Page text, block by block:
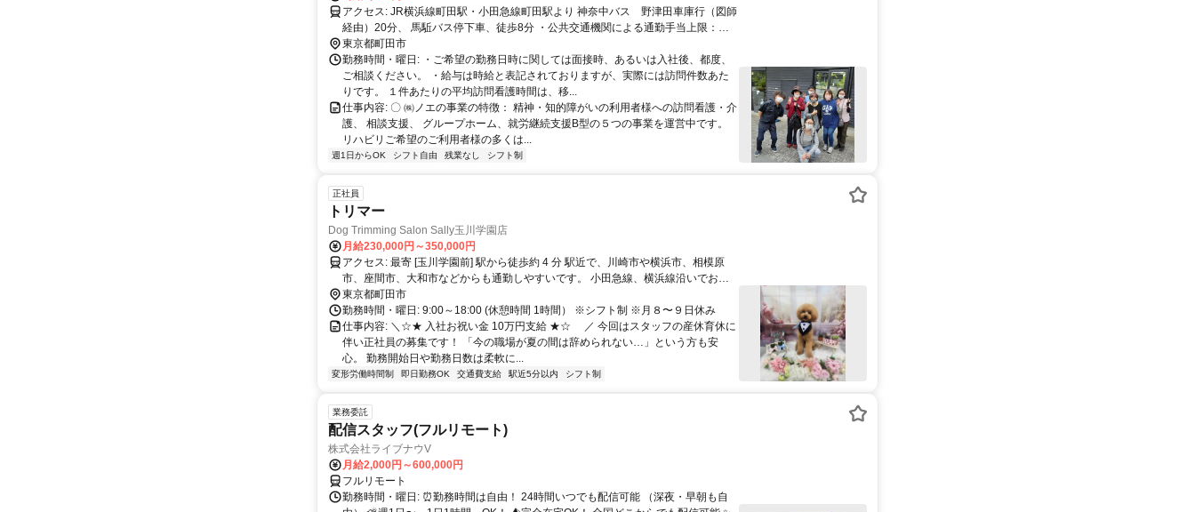
アクセス: JR横浜線町田駅・小田急線町田駅より 神奈中バス 野津田車庫行（図師
経由）20分、 馬駈バス停下車、徒歩8分 ・公共交通機関による通勤手当上限：
￥600/日まで 支給いたします。 自転車、バイク、マイカーでのご通勤が可能で
す。 ＊マイカー通勤の場合は会社の駐車場完備、通勤手当は社内規定による
東京都町田市
勤務時間・曜日: ・ご希望の勤務日時に関しては面接時、あるいは入社後、都度、
ご相談ください。 ・給与は時給と表記されておりますが、実際には訪問件数あた
りです。 １件あたりの平均訪問看護時間は、移...
仕事内容: 〇 ㈱ノエの事業の特徴： 精神・知的障がいの利用者様への訪問看護・介
護、 相談支援、 グループホーム、就労継続支援B型の５つの事業を運営中です。
リハビリご希望のご利用者様の多くは...
週1日からOK シフト自由 残業なし シフト制
正社員
トリマー
Dog Trimming Salon Sally玉川学園店
月給230,000円～350,000円
アクセス: 最寄 [玉川学園前] 駅から徒歩約 4 分 駅近で、川崎市や横浜市、相模原
市、座間市、大和市などからも通勤しやすいです。 小田急線、横浜線沿いでお探
しの方も 通勤に便利です。
東京都町田市
勤務時間・曜日: 9:00～18:00 (休憩時間 1時間） ※シフト制 ※月８〜９日休み
仕事内容: ＼☆★ 入社お祝い金 10万円支給 ★☆ ／ 今回はスタッフの産休育休に
伴い正社員の募集です！ 「今の職場が夏の間は辞められない…」という方も安
心。 勤務開始日や勤務日数は柔軟に...
変形労働時間制 即日勤務OK 交通費支給 駅近5分以内 シフト制
業務委託
配信スタッフ(フルリモート)
株式会社ライブナウV
月給2,000円～600,000円
フルリモート
勤務時間・曜日: ⏰勤務時間は自由！ 24時間いつでも配信可能 （深夜・早朝も自